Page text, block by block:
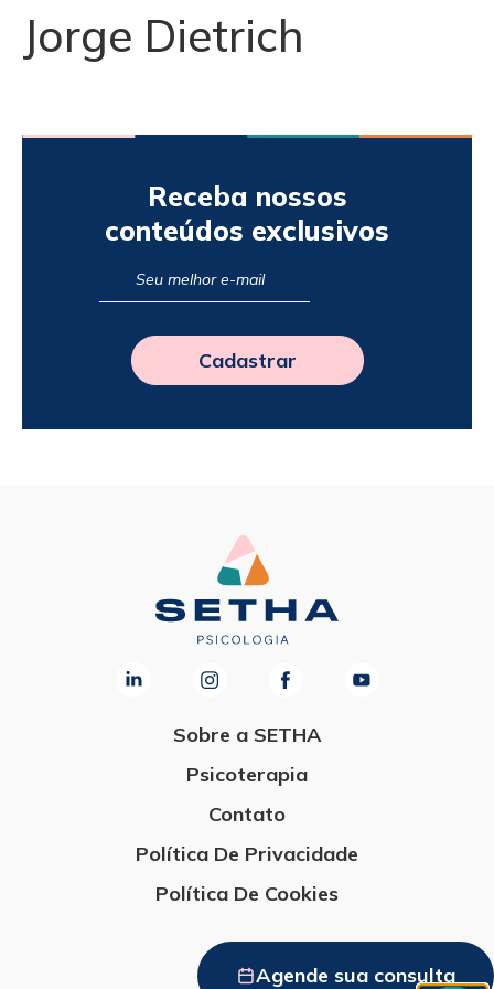
Jorge Dietrich
Receba nossos
conteúdos exclusivos
Cadastrar
Sobre a SETHA
Psicoterapia
Contato
Política De Privacidade
Política De Cookies
Agende sua consulta